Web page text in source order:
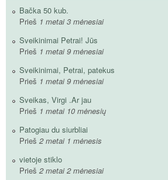
Bačka 50 kub.
Prieš 1 metai 3 mėnesiai
Sveikinimai Petrai! Jūs
Prieš 1 metai 9 mėnesiai
Sveikinimai, Petrai, patekus
Prieš 1 metai 9 mėnesiai
Sveikas, Virgi .Ar jau
Prieš 1 metai 10 mėnesių
Patogiau du siurbliai
Prieš 2 metai 1 mėnesis
vietoje stiklo
Prieš 2 metai 2 mėnesiai